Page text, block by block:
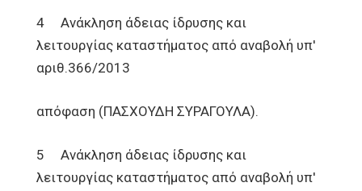
4 Ανάκληση άδειας ίδρυσης και
λειτουργίας καταστήματος από αναβολή υπ'
αριθ.366/2013
απόφαση (ΠΑΣΧΟΥΔΗ ΣΥΡΑΓΟΥΛΑ).
5 Ανάκληση άδειας ίδρυσης και
λειτουργίας καταστήματος από αναβολή υπ'